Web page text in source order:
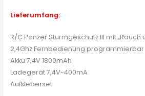
Lieferumfang:
R/C Panzer Sturmgeschütz III mit „Rauch
2,4Ghz Fernbedienung programmierbar
Akku 7,4V 1800mAh
Ladegerät 7,4V-400mA
Aufkleberset